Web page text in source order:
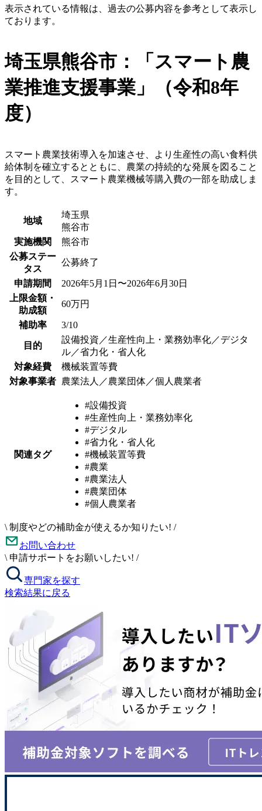
表示されている情報は、過去の公募内容を参考として表示し
ております。
埼玉県熊谷市：「スマート農
業推進支援事業」（令和8年
度）
スマート農業技術導入を加速させ、より生産性の高い食料供
給体制を確立するとともに、農業の持続的な発展を図ること
を目的として、スマート農業機械等購入費の一部を助成しま
す。
地域
埼玉県
熊谷市
実施機関
熊谷市
公募ステー
タス
公募終了
申請期間
2026年5月1日〜2026年6月30日
上限金額・
助成額
60万円
補助率 3/10
目的
設備投資／生産性向上・業務効率化／デジタ
ル／省力化・省人化
対象経費
機械装置等費
対象事業者 農業法人／農業団体／個人農業者
関連タグ
#設備投資
#生産性向上・業務効率化
#デジタル
#省力化・省人化
#機械装置等費
#農業
#農業法人
#農業団体
#個人農業者
\ 制度やどの補助金が使えるか知りたい! /
お問い合わせ
\ 申請サポートをお願いしたい! /
専門家を探す
検索結果に戻る